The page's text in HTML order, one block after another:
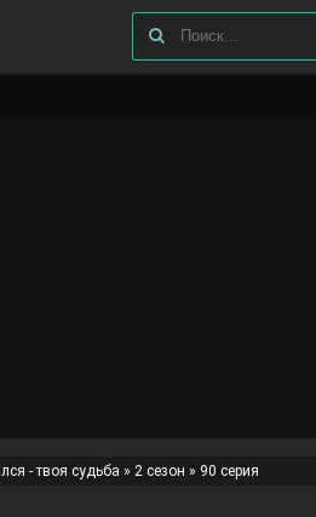
- твоя судьба » 2 сезон » 90 серия